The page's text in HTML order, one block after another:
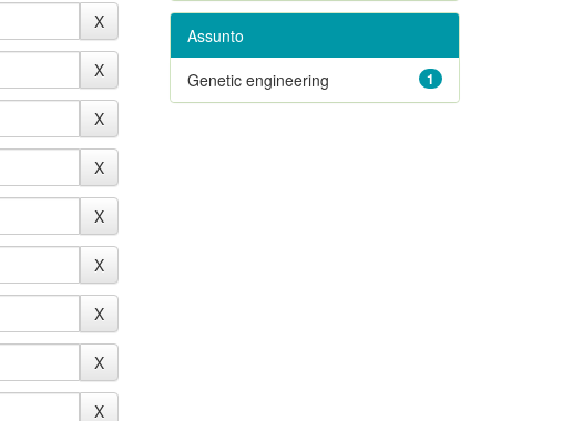
Assunto
1
Genetic engineering